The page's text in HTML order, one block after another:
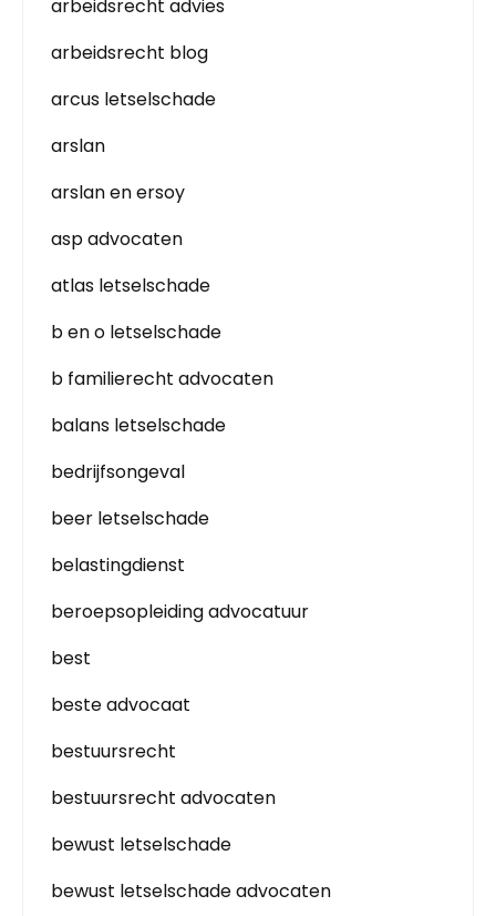
arbeidsrecht advies
arbeidsrecht blog
arcus letselschade
arslan
arslan en ersoy
asp advocaten
atlas letselschade
b en o letselschade
b familierecht advocaten
balans letselschade
bedrijfsongeval
beer letselschade
belastingdienst
beroepsopleiding advocatuur
best
beste advocaat
bestuursrecht
bestuursrecht advocaten
bewust letselschade
bewust letselschade advocaten